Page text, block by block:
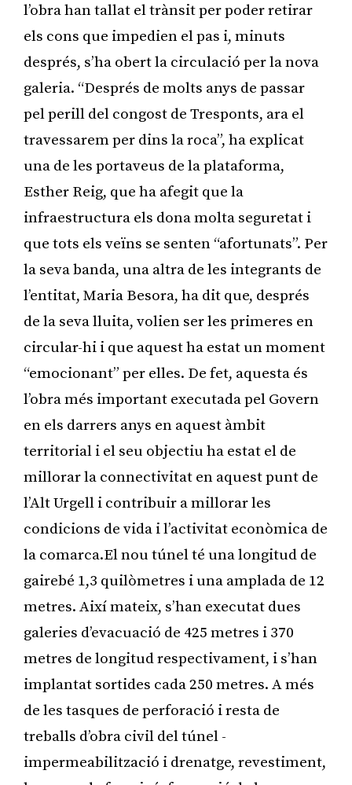
l’obra han tallat el trànsit per poder retirar
els cons que impedien el pas i, minuts
després, s’ha obert la circulació per la nova
galeria. “Després de molts anys de passar
pel perill del congost de Tresponts, ara el
travessarem per dins la roca”, ha explicat
una de les portaveus de la plataforma,
Esther Reig, que ha afegit que la
infraestructura els dona molta seguretat i
que tots els veïns se senten “afortunats”. Per
la seva banda, una altra de les integrants de
l’entitat, Maria Besora, ha dit que, després
de la seva lluita, volien ser les primeres en
circular-hi i que aquest ha estat un moment
“emocionant” per elles. De fet, aquesta és
l’obra més important executada pel Govern
en els darrers anys en aquest àmbit
territorial i el seu objectiu ha estat el de
millorar la connectivitat en aquest punt de
l’Alt Urgell i contribuir a millorar les
condicions de vida i l’activitat econòmica de
la comarca.El nou túnel té una longitud de
gairebé 1,3 quilòmetres i una amplada de 12
metres. Així mateix, s’han executat dues
galeries d’evacuació de 425 metres i 370
metres de longitud respectivament, i s’han
implantat sortides cada 250 metres. A més
de les tasques de perforació i resta de
treballs d’obra civil del túnel -
impermeabilització i drenatge, revestiment,